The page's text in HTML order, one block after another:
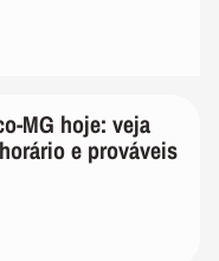
MG hoje: veja
e prováveis